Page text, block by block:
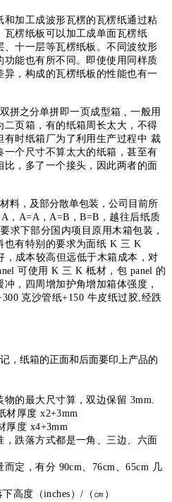
加工成波形瓦楞的瓦楞纸通过粘
瓦楞纸板可以加工成单面瓦楞纸
、十一层等瓦楞纸板。不同波纹形
功能也有所不同。即使使用同样质
异，构成的瓦楞纸板的性能也有一
拼之分单拼即一页成型箱 , 一般用
页箱， 有的纸箱周长太大，不得
有时纸箱厂为了利用生产过程中 裁
一个尺寸不算太大的纸箱，甚至有
比，多了一个接头，因此两者的面
料，及部分散单包装，公司目前所
，A=A，A=B，B=B，越往后纸质
求下部分国内项目原用木箱包装，
也有特别的要求为面纸 K 三 K
，成本较高但远低于木箱成本，对
可使用 K 三 K 柢材， 包 panel 的
，四周增加护角增加箱体强度，
克沙管纸+150 牛皮纸过胶,经跌
，纸箱的正面和后面要印上产品的
的最大尺寸算，双边保留 3mm.
材厚度 x2+3mm
厚度 x4+3mm
跌落方式都是一角、三边、六面
定，有分 90cm、76cm、65cm 几
高度（inches）/（㎝）